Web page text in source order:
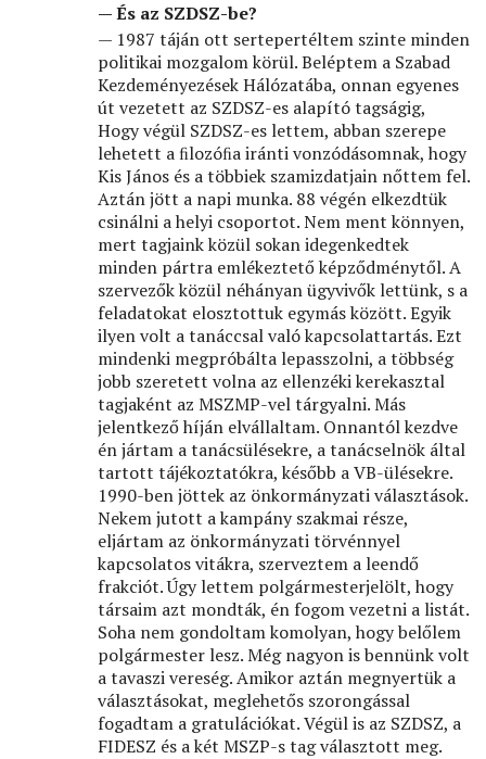
— És az SZDSZ-be?
— 1987 táján ott sertepertéltem szinte minden
politikai mozgalom körül. Beléptem a Szabad
Kezdeményezések Hálózatába, onnan egyenes
út vezetett az SZDSZ-es alapító tagságig,
Hogy végül SZDSZ-es lettem, abban szerepe
lehetett a ﬁlozóﬁa iránti vonzódásomnak, hogy
Kis János és a többiek szamizdatjain nőttem fel.
Aztán jött a napi munka. 88 végén elkezdtük
csinálni a helyi csoportot. Nem ment könnyen,
mert tagjaink közül sokan idegenkedtek
minden pártra emlékeztető képződménytől. A
szervezők közül néhányan ügyvivők lettünk, s a
feladatokat elosztottuk egymás között. Egyik
ilyen volt a tanáccsal való kapcsolattartás. Ezt
mindenki megpróbálta lepasszolni, a többség
jobb szeretett volna az ellenzéki kerekasztal
tagjaként az MSZMP-vel tárgyalni. Más
jelentkező híján elvállaltam. Onnantól kezdve
én jártam a tanácsülésekre, a tanácselnök által
tartott tájékoztatókra, később a VB-ülésekre.
1990-ben jöttek az önkormányzati választások.
Nekem jutott a kampány szakmai része,
eljártam az önkormányzati törvénnyel
kapcsolatos vitákra, szerveztem a leendő
frakciót. Úgy lettem polgármesterjelölt, hogy
társaim azt mondták, én fogom vezetni a listát.
Soha nem gondoltam komolyan, hogy belőlem
polgármester lesz. Még nagyon is bennünk volt
a tavaszi vereség. Amikor aztán megnyertük a
választásokat, meglehetős szorongással
fogadtam a gratulációkat. Végül is az SZDSZ, a
FIDESZ és a két MSZP-s tag választott meg.